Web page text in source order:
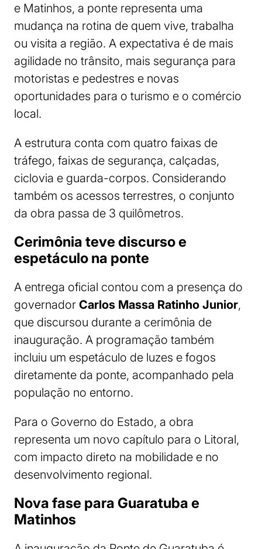
e Matinhos, a ponte representa uma
mudança na rotina de quem vive, trabalha
ou visita a região. A expectativa é de mais
agilidade no trânsito, mais segurança para
motoristas e pedestres e novas
oportunidades para o turismo e o comércio
local.
A estrutura conta com quatro faixas de
tráfego, faixas de segurança, calçadas,
ciclovia e guarda-corpos. Considerando
também os acessos terrestres, o conjunto
da obra passa de 3 quilômetros.
Cerimônia teve discurso e
espetáculo na ponte
A entrega oficial contou com a presença do
governador Carlos Massa Ratinho Junior,
que discursou durante a cerimônia de
inauguração. A programação também
incluiu um espetáculo de luzes e fogos
diretamente da ponte, acompanhado pela
população no entorno.
Para o Governo do Estado, a obra
representa um novo capítulo para o Litoral,
com impacto direto na mobilidade e no
desenvolvimento regional.
Nova fase para Guaratuba e
Matinhos